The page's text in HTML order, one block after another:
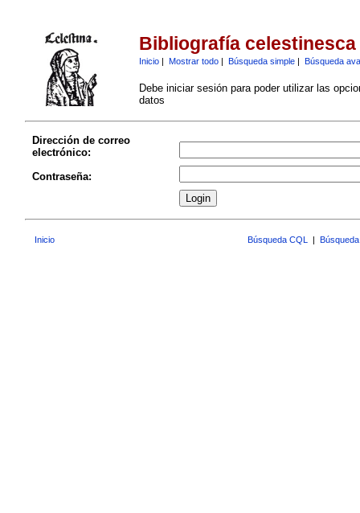
Bibliografía celestinesca
Inicio| Mostrar todo| Búsqueda simple| Búsqueda
Debe iniciar sesión para poder utilizar las
datos
Dirección de correo
electrónico:
Contraseña:
Inicio Búsqueda CQL |